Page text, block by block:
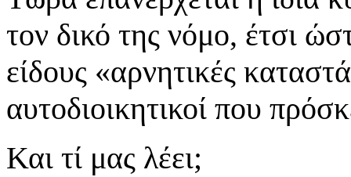
τον δικό της νόμο, έτσι
είδους «αρνητικές
αυτοδιοικητικοί που
Και τί μας λέει;